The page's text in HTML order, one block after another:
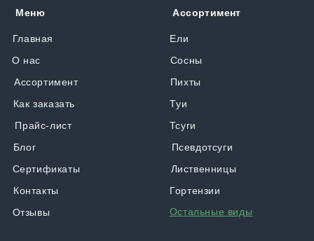
Главная
Меню
О нас
Ассортимент
Как заказать
Прайс-лист
Отзывы
Контакты
Ели
Ассортимент
Сосны
Пихты
Туи
Тсуги
Псевдотсуги
Лиственницы
Гортензии
Остальные виды
Блог
Сертификаты